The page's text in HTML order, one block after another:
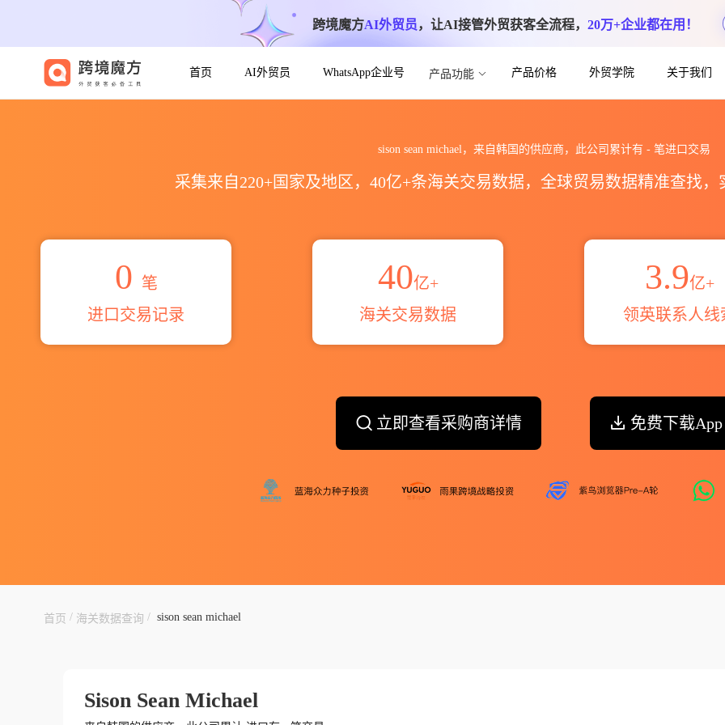
跨境魔方AI外贸员，让AI接管外贸获客全流程， 20万+企业都在用！
首页 AI外贸员 WhatsApp企业号 产品功能 产品价格 外贸学院 关于我们
sison sean michael，来自韩国的供应商，此公司累计有 -笔进口交易
采集来自220+国家及地区，40亿+条海关交易数据，全球贸易数据精准查找
0 笔
进口交易记录
40亿+
海关交易数据
3.9亿+
领英联系人线
立即查看采购商详情 免费下载App
首页 / 海关数据查询 / sison sean michael
Sison Sean Michael